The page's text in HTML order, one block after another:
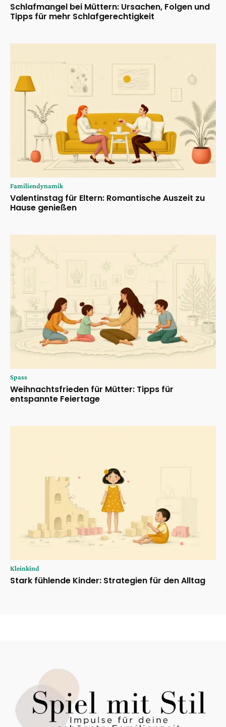
Schlafmangel bei Müttern: Ursachen, Folgen und
Tipps für mehr Schlafgerechtigkeit
Familiendynamik
Valentinstag für Eltern: Romantische Auszeit zu
Hause genießen
Spass
Weihnachtsfrieden für Mütter: Tipps für
entspannte Feiertage
Kleinkind
Stark fühlende Kinder: Strategien für den Alltag